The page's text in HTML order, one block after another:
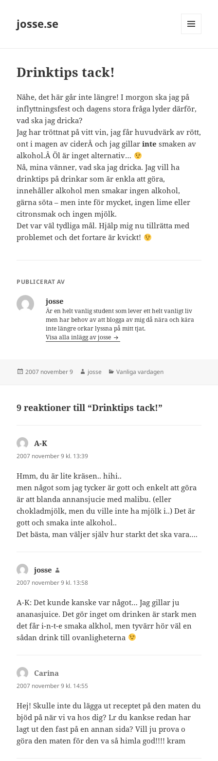
josse.se
Drinktips tack!
Nähe, det här går inte längre! I morgon ska jag på
inflyttningsfest och dagens stora fråga lyder därför,
vad ska jag dricka?
Jag har tröttnat på vitt vin, jag får huvudvärk av rött,
ont i magen av ciderÂ och jag gillarinte smaken av
alkohol.Â Öl är inget alternativ…
Nå, mina vänner, vad ska jag dricka. Jag vill ha
drinktips på drinkar som är enkla att göra,
innehåller alkohol men smakar ingen alkohol,
gärna söta – men inte för mycket, ingen lime eller
citronsmak och ingen mjölk.
Det var väl tydliga mål. Hjälp mig nu tillrätta med
problemet och det fortare är kvickt!
PUBLICERAT AV
josse
Är en helt vanlig student som lever ett helt vanligt liv
men har behov av att blogga av mig då nära och kära
inte längre orkar lyssna på mitt tjat.
Visa alla inlägg av josse
Postat
2007 november 9 Författare
josse Kategorier
Vanliga vardagen
9 reaktioner till “Drinktips tack!”
A-K
2007 november 9 kl. 13:39
Hmm, du är lite kräsen.. hihi..
men något som jag tycker är gott och enkelt att göra
är att blanda annansjucie med malibu. (eller
chokladmjölk, men du ville inte ha mjölk i..) Det är
gott och smaka inte alkohol..
Det bästa, man väljer själv hur starkt det ska vara….
josse
2007 november 9 kl. 13:58
A-K: Det kunde kanske var något… Jag gillar ju
ananasjuice. Det gör inget om drinken är stark men
det får i-n-t-e smaka alkhol, men tyvärr hör väl en
sådan drink till ovanligheterna
Carina
2007 november 9 kl. 14:55
Hej! Skulle inte du lägga ut receptet på den maten du
bjöd på när vi va hos dig? Lr du kankse redan har
lagt ut den fast på en annan sida? Vill ju prova o
göra den maten för den va så himla god!!!! kram